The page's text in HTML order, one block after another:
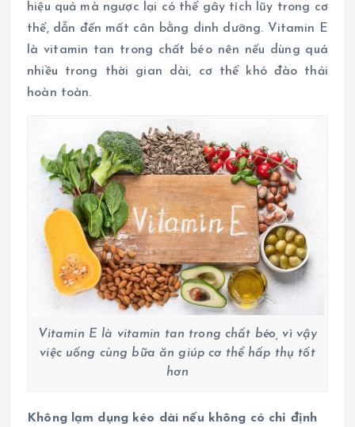
hiệu quả mà ngược lại có thể gây tích lũy trong cơ
thể, dẫn đến mất cân bằng dinh dưỡng. Vitamin E
là vitamin tan trong chất béo nên nếu dùng quá
nhiều trong thời gian dài, cơ thể khó đào thải
hoàn toàn.
Vitamin E là vitamin tan trong chất béo, vì vậy
việc uống cùng bữa ăn giúp cơ thể hấp thụ tốt
hơn
Không lạm dụng kéo dài nếu không có chỉ định